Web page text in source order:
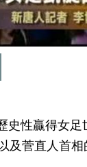
史性贏得女
及菅直人首